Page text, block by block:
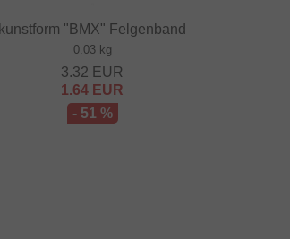
kunstform "BMX" Felgenband
0.03 kg
3.32EUR
1.64 EUR
- 51 %